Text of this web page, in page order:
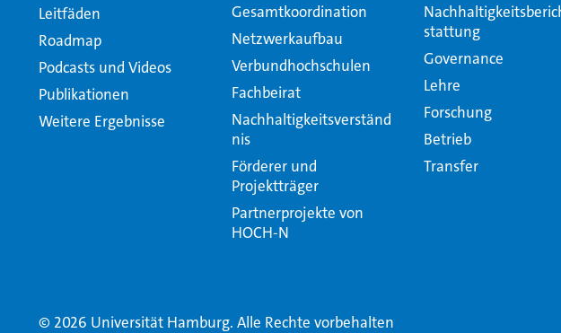
Leitfäden
Roadmap
Podcasts und Videos
Publikationen
Weitere Ergebnisse
Gesamtkoordination
Netzwerkaufbau
Verbundhochschulen
Fachbeirat
Nachhaltigkeitsverständ
nis
Förderer und
Projektträger
Partnerprojekte von
HOCH-N
stattung
Governance
Lehre
Forschung
Betrieb
Transfer
© 2026 Universität Hamburg. Alle Rechte vorbehalten